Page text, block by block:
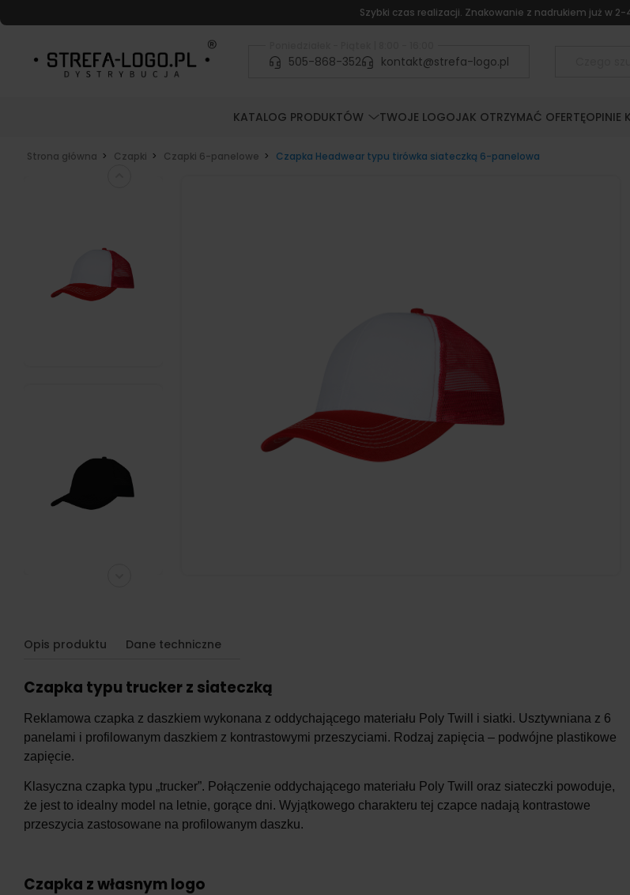
Szybki czas realizacji. Znakowanie z nadrukiem już w
505-868-352 kontakt@strefa-logo.pl
KATALOG PRODUKTÓW TWOJE LOGOJAK OTRZYMAĆ OFERTĘOPINIE
Strona główna Czapki Czapki 6-panelowe Czapka Headwear typu tirówka siateczką 6-panelowa
Opis produktu Dane techniczne
Czapka typu trucker z siateczką
Reklamowa czapka z daszkiem wykonana z oddychającego materiału Poly Twill i siatki. Usztywniana z 6
panelami i profilowanym daszkiem z kontrastowymi przeszyciami. Rodzaj zapięcia – podwójne plastikowe
zapięcie.
Klasyczna czapka typu „trucker”. Połączenie oddychającego materiału Poly Twill oraz siateczki powoduje,
że jest to idealny model na letnie, gorące dni. Wyjątkowego charakteru tej czapce nadają kontrastowe
przeszycia zastosowane na profilowanym daszku.
Czapka z własnym logo